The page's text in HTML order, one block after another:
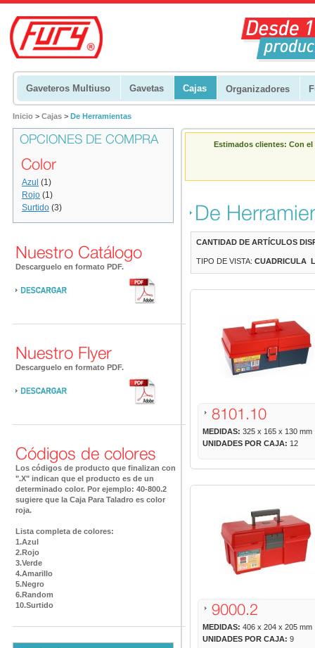
Gaveteros Multiuso Gavetas Cajas Organizadores
Inicio > Cajas > De Herramientas
Estimados clientes: Con
De
CANTIDAD DE ARTÍCULOS
TIPO DE VISTA: CUADRICULA
8101.10
MEDIDAS: 325 x 165 x 130 mm
UNIDADES POR CAJA: 12
9000.2
MEDIDAS: 406 x 204 x 205 mm
UNIDADES POR CAJA: 9
OPCIONES DE COMPRA
Color
Azul (1)
Rojo (1)
Surtido (3)
Nuestro Catálogo
Descarguelo en formato PDF.
Nuestro Flyer
Descarguelo en formato PDF.
Códigos de colores
Los códigos de producto que finalizan con
".X" indican que el producto es de un
determinado color. Por ejemplo: 40-800.2
sugiere que la Caja Para Taladro es color
roja.
Lista completa de colores:
1.Azul
2.Rojo
3.Verde
4.Amarillo
5.Negro
6.Random
10.Surtido